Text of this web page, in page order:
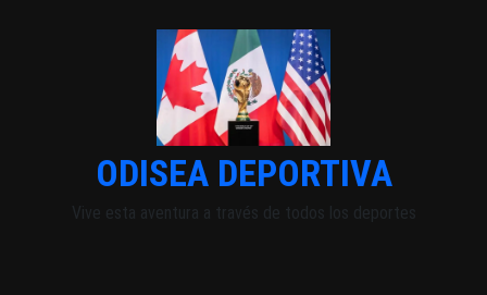
ODISEA DEPORTIVA
Vive esta aventura a través de todos los deportes